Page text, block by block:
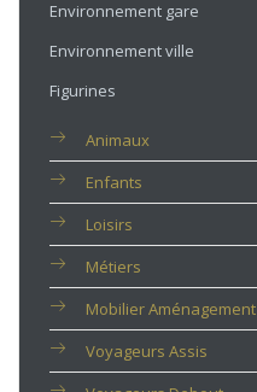
Environnement gare
Environnement ville
Figurines
Animaux
Enfants
Loisirs
Métiers
Mobilier Aménagement
Voyageurs Assis